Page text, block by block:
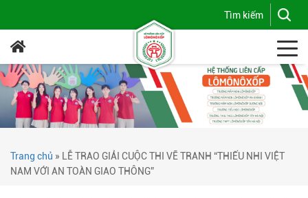
Trang chủ » LỄ TRAO GIẢI CUỘC THI VẼ TRANH “THIẾU NHI VIỆT
NAM VỚI AN TOÀN GIAO THÔNG”